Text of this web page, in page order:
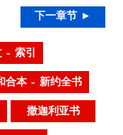
下一章节 ►
– 索引
合本 – 新约全书
撒迦利亚书